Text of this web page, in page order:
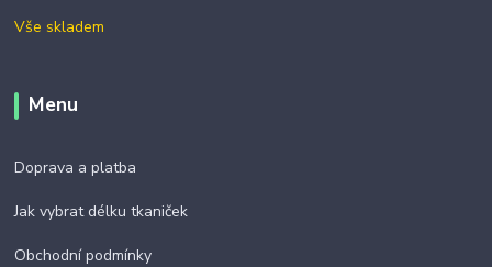
Vše skladem
Menu
Doprava a platba
Jak vybrat délku tkaniček
Obchodní podmínky